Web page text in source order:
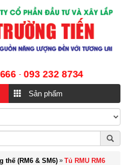
- 093 232 8734
Sản phẩm
thế (RM6 & SM6) » Tủ RMU RM6